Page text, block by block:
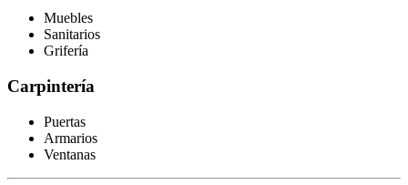
Muebles
Sanitarios
Grifería
Carpintería
Puertas
Armarios
Ventanas